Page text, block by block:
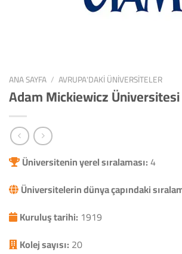
ANA SAYFA / AVRUPA'DAKI ÜNIVERSITELER
Adam Mickiewicz Üniversitesi
Üniversitenin yerel sıralaması:4
Üniversitelerin dünya çapındaki
Kuruluş tarihi: 1919
Kolej sayısı: 20